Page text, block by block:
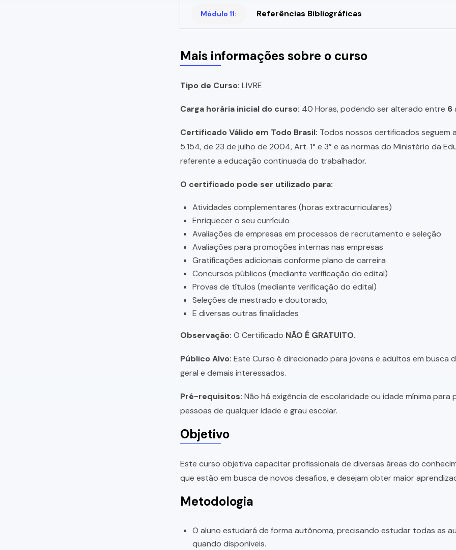
Módulo 11: Referências Bibliográficas
Mais informações sobre o curso
Tipo de Curso: LIVRE
Carga horária inicial do curso: 40 Horas, podendo ser alterado entre 6
Certificado Válido em Todo Brasil: Todos nossos certificados seguem
5.154, de 23 de julho de 2004, Art. 1° e 3° e as normas do Ministério da
referente a educação continuada do trabalhador.
O certificado pode ser utilizado para:
Atividades complementares (horas extracurriculares)
Enriquecer o seu currículo
Avaliações de empresas em processos de recrutamento e seleção
Avaliações para promoções internas nas empresas
Gratificações adicionais conforme plano de carreira
Concursos públicos (mediante verificação do edital)
Provas de títulos (mediante verificação do edital)
Seleções de mestrado e doutorado;
E diversas outras finalidades
Observação: O Certificado NÃO É GRATUITO.
Público Alvo: Este Curso é direcionado para jovens e adultos em busca
geral e demais interessados.
Pré-requisitos: Não há exigência de escolaridade ou idade mínima
pessoas de qualquer idade e grau escolar.
Objetivo
Este curso objetiva capacitar profissionais de diversas áreas do
que estão em busca de novos desafios, e desejam obter maior
Metodologia
O aluno estudará de forma autônoma, precisando estudar todas as
quando disponíveis.